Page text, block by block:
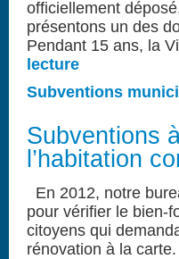
officiellement
présentons un des
Pendant 15 ans, la
lecture
Subventions
Subventions
l’habitation
En 2012, notre
pour vérifier le bien-
citoyens qui
rénovation à la